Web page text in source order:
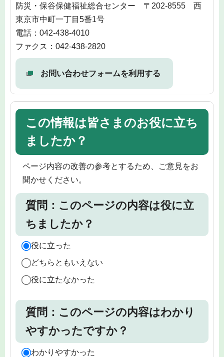
防災・保谷保健福祉総合センター 〒202-8555 西
東京市中町一丁目5番1号
電話：042-438-4010
ファクス：042-438-2820
お問い合わせフォームを利用する
この情報は皆さまのお役に立ち
ましたか？
ページ内容の改善の参考とするため、ご意見をお
聞かせください。
質問：このページの内容は役に立
ちましたか？
役に立った
どちらともいえない
役に立たなかった
質問：このページの内容はわかり
やすかったですか？
わかりやすかった